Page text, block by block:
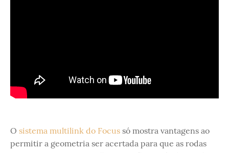
O sistema multilink do Focus só mostra vantagens ao
permitir a geometria ser acertada para que as rodas